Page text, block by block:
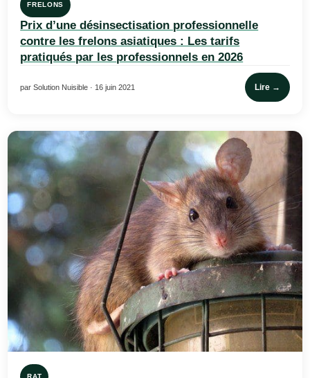
FRELONS
Prix d’une désinsectisation professionnelle
contre les frelons asiatiques : Les tarifs
pratiqués par les professionnels en 2026
par Solution Nuisible · 16 juin 2021 Lire →
RAT